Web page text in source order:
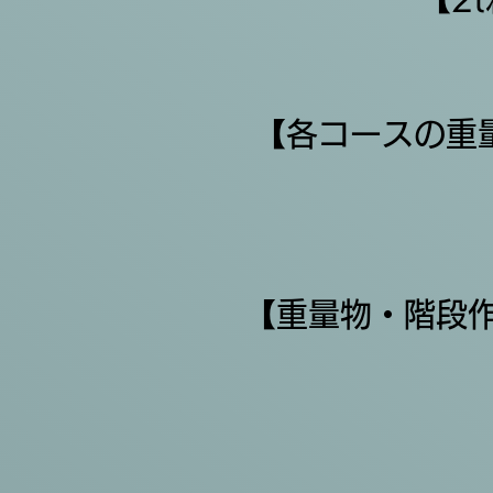
【各コースの
【重量物・階段